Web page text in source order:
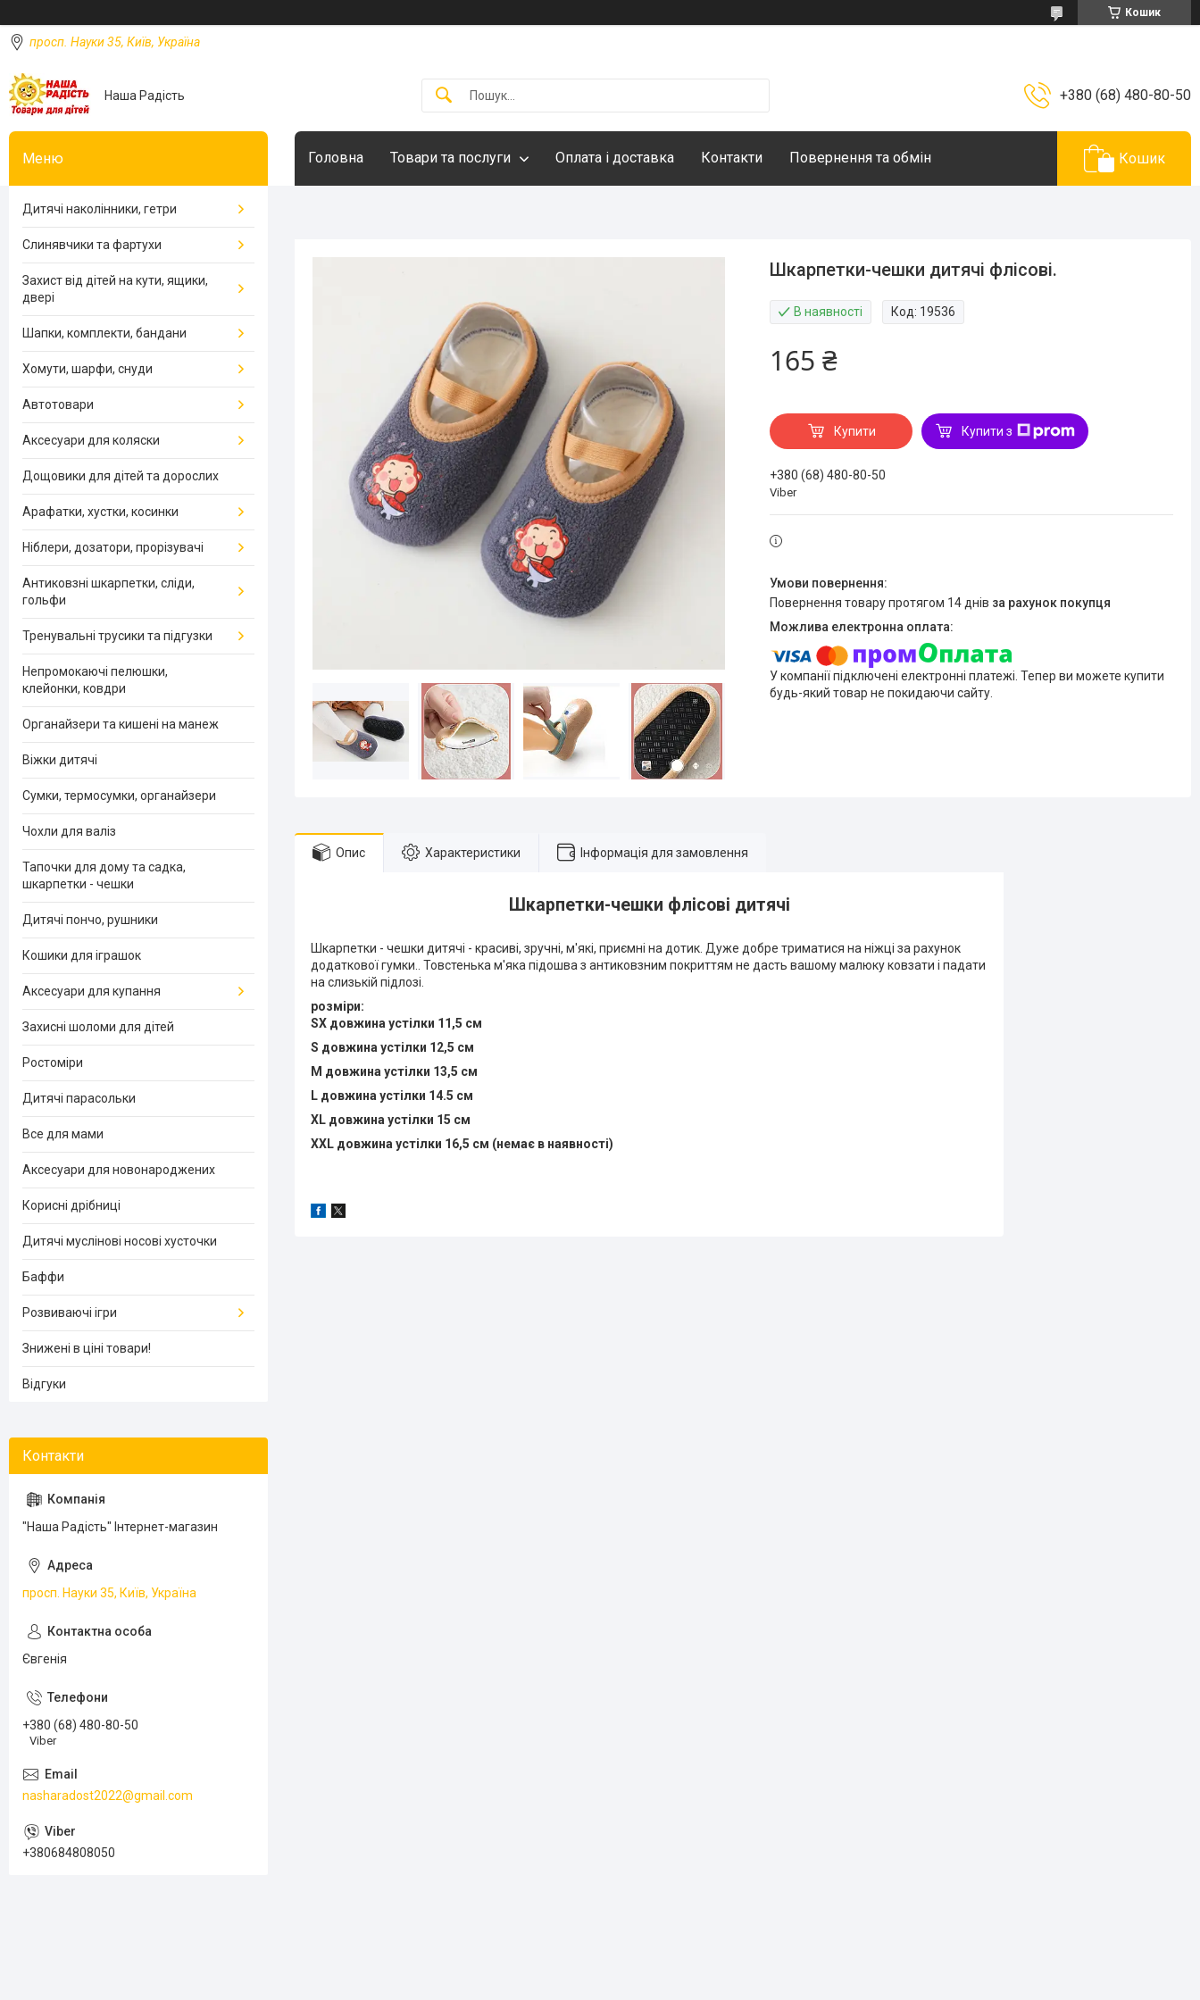
Кошик
просп. Науки 35, Київ, Україна
Наша Радість +380 (68) 480-80-50
Головна Товари та послуги Оплата і доставка Контакти Повернення та обмін Кошик
Шкарпетки-чешки дитячі флісові.
В наявності Код: 19536
165 ₴
Купити Купити з
+380 (68) 480-80-50
Viber
повернення товару протягом 14 днів за рахунок покупця
У компанії підключені електронні платежі. Тепер ви можете купити
будь-який товар не покидаючи сайту.
Опис Характеристики Інформація для замовлення
Шкарпетки-чешки флісові дитячі
Шкарпетки - чешки дитячі - красиві, зручні, м'які, приємні на дотик. Дуже добре триматися на ніжці за рахунок
додаткової гумки.. Товстенька м'яка підошва з антиковзним покриттям не дасть вашому малюку ковзати і падати
на слизькій підлозі.
розміри:
SX довжина устілки 11,5 см
S довжина устілки 12,5 см
М довжина устілки 13,5 см
L довжина устілки 14.5 см
XL довжина устілки 15 см
XXL довжина устілки 16,5 см (немає в наявності)
Дитячі наколінники, гетри
Слинявчики та фартухи
Захист від дітей на кути, ящики,
двері
Шапки, комплекти, бандани
Хомути, шарфи, снуди
Автотовари
Аксесуари для коляски
Дощовики для дітей та дорослих
Арафатки, хустки, косинки
Ніблери, дозатори, прорізувачі
Антиковзні шкарпетки, сліди,
гольфи
Тренувальні трусики та підгузки
Непромокаючі пелюшки,
клейонки, ковдри
Органайзери та кишені на манеж
Віжки дитячі
Сумки, термосумки, органайзери
Чохли для валіз
Тапочки для дому та садка,
шкарпетки - чешки
Дитячі пончо, рушники
Кошики для іграшок
Аксесуари для купання
Захисні шоломи для дітей
Ростоміри
Дитячі парасольки
Все для мами
Аксесуари для новонароджених
Корисні дрібниці
Дитячі муслінові носові хусточки
Баффи
Розвиваючі ігри
Знижені в ціні товари!
Відгуки
"Наша Радість" Інтернет-магазин
просп. Науки 35, Київ, Україна
Євгенія
+380 (68) 480-80-50
Viber
nasharadost2022@gmail.com
+380684808050